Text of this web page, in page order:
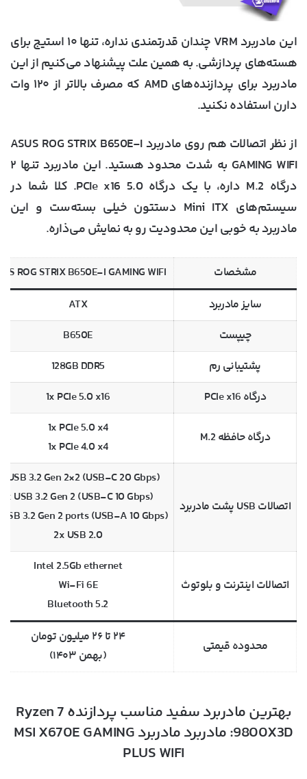
این مادربرد VRM چندان قدرتمندی نداره، تنها ۱۰ استیج برای
هسته‌های پردازشی. به همین علت پیشنهاد می‌کنیم از این
مادربرد برای پردازنده‌های AMD که مصرف بالاتر از ۱۲۰ وات
دارن استفاده نکنید.
از نظر اتصالات هم روی مادربرد ASUS ROG STRIX B650E-I
GAMING WIFI به شدت محدود هستید. این مادربرد تنها ۲
درگاه M.2 داره، با یک درگاه PCIe x16 5.0. کلا شما در
سیستم‌های Mini ITX دستتون خیلی بسته‌ست و این
مادربرد به خوبی این محدودیت رو به نمایش می‌ذاره.
مشخصات
ROG STRIX B650E-I GAMING WIFI
سایز مادربرد
ATX
چیپست
B650E
پشتیبانی رم
128GB DDR5
درگاه PCIe x16
1x PCIe 5.0 x16
درگاه حافظه M.2
1x PCIe 5.0 x4
1x PCIe 4.0 x4
اتصالات USB پشت مادربرد
USB 3.2 Gen 2×2 (USB-C 20 Gbps)
1x USB 3.2 Gen 2 (USB-C 10 Gbps)
3.2 Gen 2 ports (USB-A 10 Gbps)
2x USB 2.0
اتصالات اینترنت و بلوتوث
Intel 2.5Gb ethernet
Wi-Fi 6E
Bluetooth 5.2
محدوده قیمتی
۲۴ تا ۲۶ میلیون تومان
(بهمن ۱۴۰۳)
بهترین مادربرد سفید مناسب پردازنده Ryzen 7
9800X3D: مادربرد مادربرد MSI X670E GAMING
PLUS WIFI